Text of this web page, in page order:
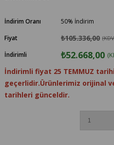
İndirim Oranı %
50
İndirim
Fiyat
₺105.336,00
İndirimli ₺52.668,00
İndirimli fiyat 25 TEMMUZ
geçerlidir.Ürünlerimiz orijinal
tarihleri günceldir.